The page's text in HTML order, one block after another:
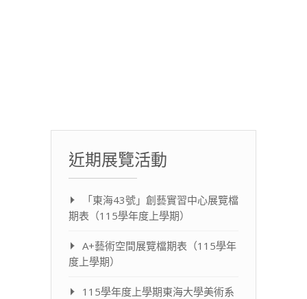
近期展覽活動
「東海43號」創藝實習中心展覽檔
期表（115學年度上學期）
A+藝術空間展覽檔期表（115學年
度上學期）
115學年度上學期東海大學美術系